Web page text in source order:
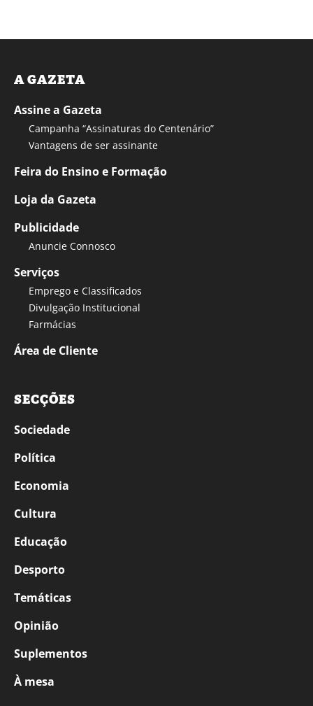
A GAZETA
Assine a Gazeta
Campanha “Assinaturas do Centenário”
Vantagens de ser assinante
Feira do Ensino e Formação
Loja da Gazeta
Publicidade
Anuncie Connosco
Serviços
Emprego e Classificados
Divulgação Institucional
Farmácias
Área de Cliente
SECÇÕES
Sociedade
Política
Economia
Cultura
Educação
Desporto
Temáticas
Opinião
Suplementos
À mesa